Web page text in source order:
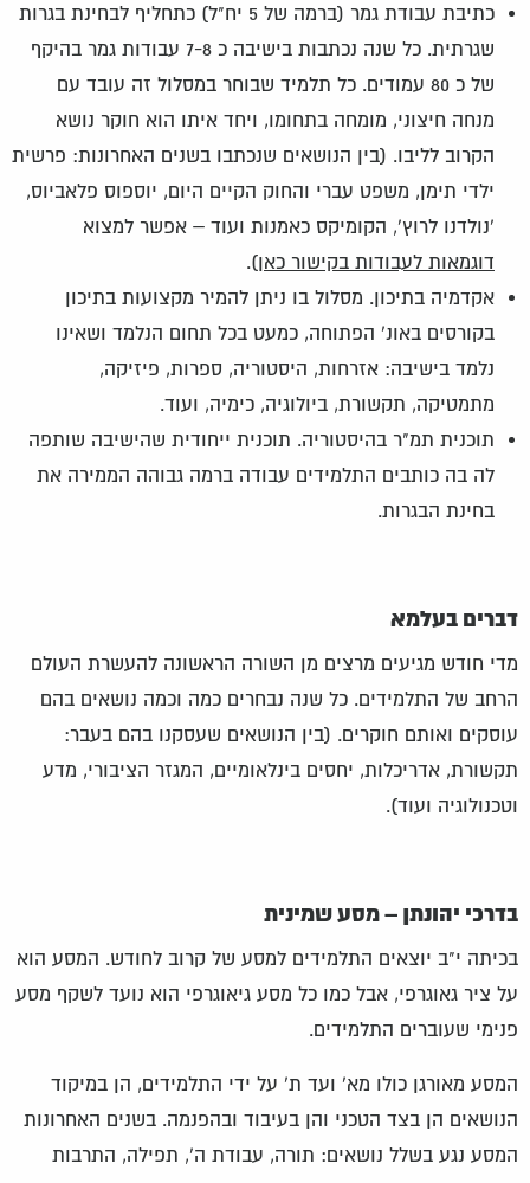
כתיבת עבודת גמר (ברמה של 5 יח"ל) כתחליף לבחינת בגרות
שגרתית. כל שנה נכתבות בישיבה כ 7-8 עבודות גמר בהיקף
של כ 80 עמודים. כל תלמיד שבוחר במסלול זה עובד עם
מנחה חיצוני, מומחה בתחומו, ויחד איתו הוא חוקר נושא
הקרוב לליבו. (בין הנושאים שנכתבו בשנים האחרונות: פרשית
ילדי תימן, משפט עברי והחוק הקיים היום, יוספוס פלאביוס,
'נולדנו לרוץ', הקומיקס כאמנות ועוד – אפשר למצוא
דוגמאות לעבודות בקישור כאן).
אקדמיה בתיכון. מסלול בו ניתן להמיר מקצועות בתיכון
בקורסים באונ' הפתוחה, כמעט בכל תחום הנלמד ושאינו
נלמד בישיבה: אזרחות, היסטוריה, ספרות, פיזיקה,
מתמטיקה, תקשורת, ביולוגיה, כימיה, ועוד.
תוכנית תמ"ר בהיסטוריה. תוכנית ייחודית שהישיבה שותפה
לה בה כותבים התלמידים עבודה ברמה גבוהה הממירה את
בחינת הבגרות.
דברים בעלמא
מדי חודש מגיעים מרצים מן השורה הראשונה להעשרת העולם
הרחב של התלמידים. כל שנה נבחרים כמה וכמה נושאים בהם
עוסקים ואותם חוקרים. (בין הנושאים שעסקנו בהם בעבר:
תקשורת, אדריכלות, יחסים בינלאומיים, המגזר הציבורי, מדע
וטכנולוגיה ועוד).
בדרכי יהונתן – מסע שמינית
בכיתה י"ב יוצאים התלמידים למסע של קרוב לחודש. המסע הוא
על ציר גאוגרפי, אבל כמו כל מסע גיאוגרפי הוא נועד לשקף מסע
פנימי שעוברים התלמידים.
המסע מאורגן כולו מא' ועד ת' על ידי התלמידים, הן במיקוד
הנושאים הן בצד הטכני והן בעיבוד ובהפנמה. בשנים האחרונות
המסע נגע בשלל נושאים: תורה, עבודת ה', תפילה, התרבות